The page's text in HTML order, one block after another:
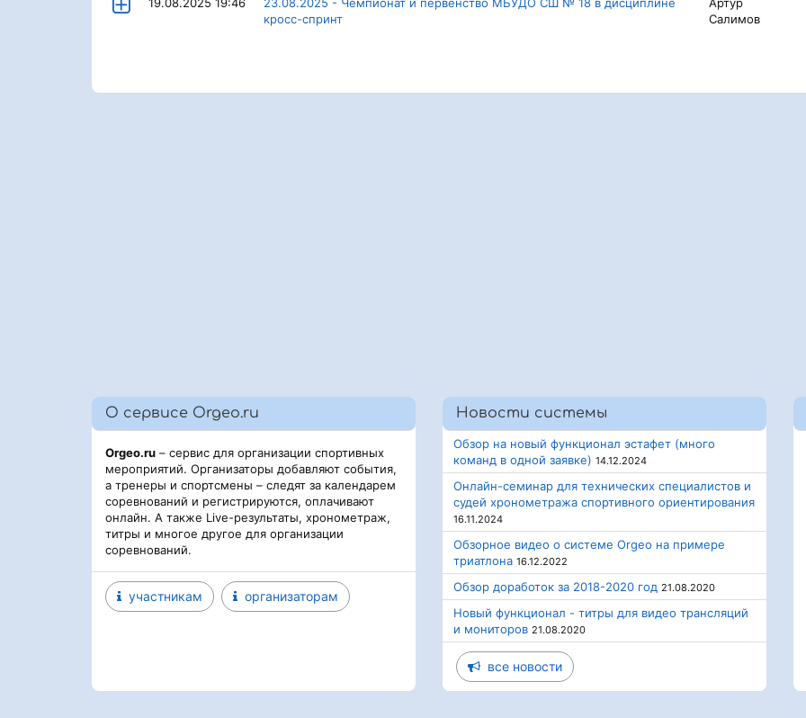
кросс-спринт
Салимов
О сервисе Orgeo.ru
Orgeo.ru – сервис для организации спортивных
мероприятий. Организаторы добавляют события,
а тренеры и спортсмены – следят за календарем
соревнований и регистрируются, оплачивают
онлайн. А также Live-результаты, хронометраж,
титры и многое другое для организации
соревнований.
участникам организаторам
Новости системы
Обзор на новый функционал эстафет (много
команд в одной заявке) 14.12.2024
Онлайн-семинар для технических специалистов и
судей хронометража спортивного ориентирования
16.11.2024
Обзорное видео о системе Orgeo на примере
триатлона 16.12.2022
Обзор доработок за 2018-2020 год 21.08.2020
Новый функционал - титры для видео трансляций
и мониторов 21.08.2020
все новости